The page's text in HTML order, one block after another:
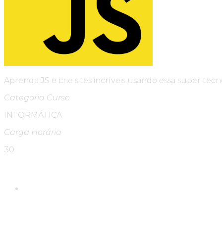
Aprenda JS e crie sites incríveis usando essa super
Categoria Curso
INFORMÁTICA
Carga Horária
30